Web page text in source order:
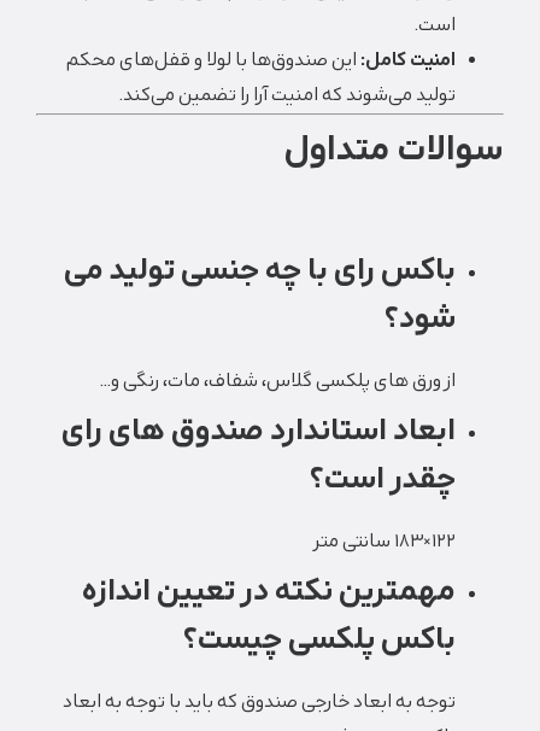
است.
امنیت کامل: این صندوق‌ها با لولا و قفل‌های محکم
تولید می‌شوند که امنیت آرا را تضمین می‌کند.
سوالات متداول
باکس رای با چه جنسی تولید می
شود؟
از ورق های پلکسی گلاس، شفاف، مات، رنگی و…
ابعاد استاندارد صندوق های رای
چقدر است؟
۱۲۲×۱۸۳ سانتی متر
مهمترین نکته در تعیین اندازه
باکس پلکسی چیست؟
توجه به ابعاد خارجی صندوق که باید با توجه به ابعاد